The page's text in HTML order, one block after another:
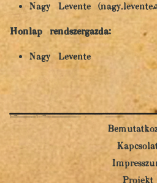
Nagy Levente
Honlap rendszergazda:
Nagy Levente